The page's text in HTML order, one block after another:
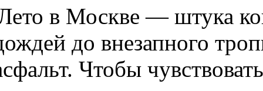
в Москве — штука
до внезапного
Чтобы